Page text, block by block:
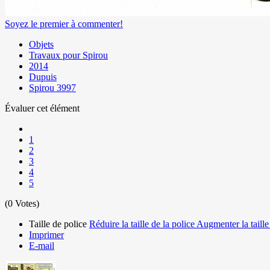
Soyez le premier à commenter!
Objets
Travaux pour Spirou
2014
Dupuis
Spirou 3997
Évaluer cet élément
1
2
3
4
5
(0 Votes)
Taille de police Réduire la taille de la police Augmenter la
Imprimer
E-mail